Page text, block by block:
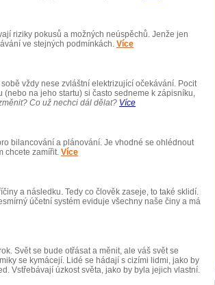
riziky pokusů a možných neúspěchů. Jenže jen
ve stejných podmínkách. Více
vždy nese zvláštní elektrizující očekávání. Pocit
na jeho startu) si často sedneme k zápisníku,
Co už nechci dál dělat? Více
bilancování a plánování. Je vhodné se ohlédnout
chcete zamířit. Více
a následku. Tedy co člověk zaseje, to také sklidí.
účetní systém eviduje všechny naše činy a má
Svět se bude otřásat a měnit, ale váš svět se
se kymácejí. Lidé se hádají s cizími lidmi, jako by
Vstřebávají úzkost světa, jako by byla jejich vlastní.